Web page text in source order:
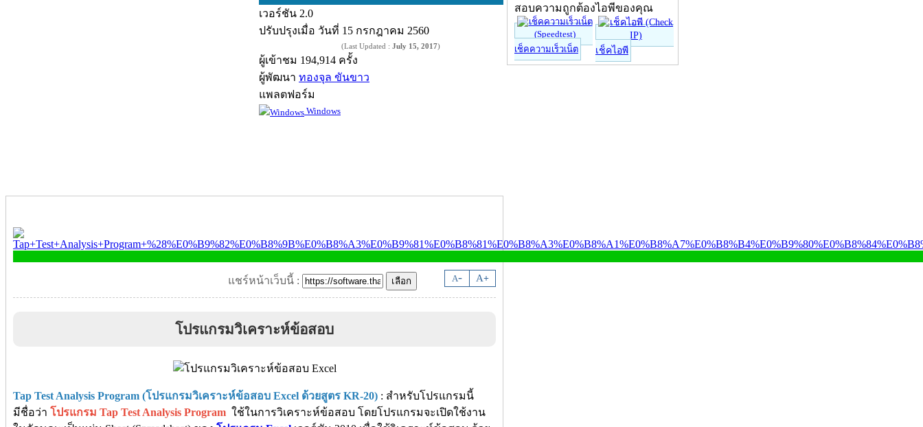
เวอร์ชัน 2.0
ปรับปรุงเมื่อ วันที่ 15 กรกฎาคม 2560
(Last Updated : July 15, 2017)
ผู้เข้าชม 194,914 ครั้ง
ผู้พัฒนา ทองจุล ขันขาว
แพลตฟอร์ม
Windows
A- A+
แชร์หน้าเว็บนี้ :
โปรแกรมวิเคราะห์ข้อสอบ
Tap Test Analysis Program (โปรแกรมวิเคราะห์ข้อสอบ Excel ด้วยสูตร KR-20) : สำหรับโปรแกรมนี้
มีชื่อว่า โปรแกรม Tap Test Analysis Program ใช้ในการวิเคราะห์ข้อสอบ โดยโปรแกรมจะเปิดใช้งาน
สอบความถูกต้องไอพีของคุณ
เช็คความเร็วเน็ต เช็คไอพี